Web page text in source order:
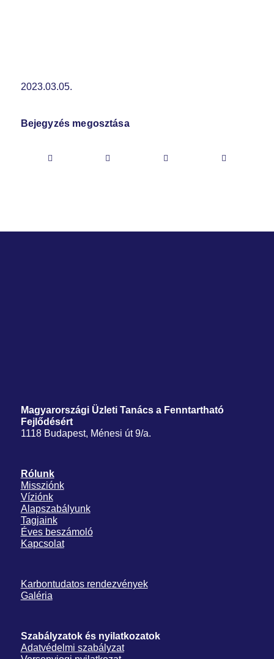
2023.03.05.
Bejegyzés megosztása
Magyarországi Üzleti Tanács a Fenntartható
Fejlődésért
1118 Budapest, Ménesi út 9/a.
Rólunk
Missziónk
Víziónk
Alapszabályunk
Tagjaink
Éves beszámoló
Kapcsolat
Karbontudatos rendezvények
Galéria
Szabályzatok és nyilatkozatok
Adatvédelmi szabályzat